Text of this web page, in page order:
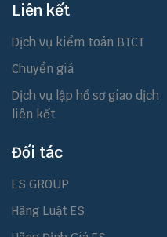
Liên kết
Dịch vụ kiểm toán BTCT
Chuyển giá
Dịch vụ lập hồ sơ giao dịch
liên kết
Đối tác
ES GROUP
Hãng Luật ES